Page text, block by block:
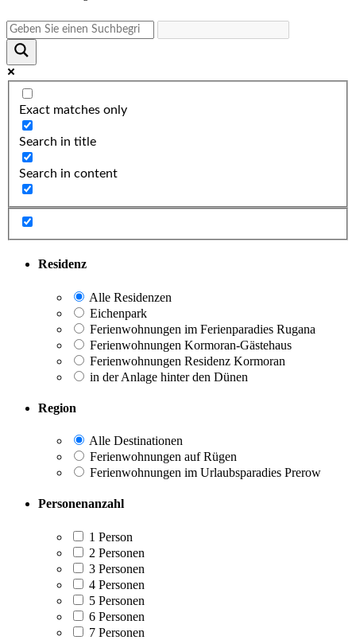
Exact matches only
Search in title
Search in content
Residenz
Alle Residenzen
Eichenpark
Ferienwohnungen im Ferienparadies Rugana
Ferienwohnungen Kormoran-Gästehaus
Ferienwohnungen Residenz Kormoran
in der Anlage hinter den Dünen
Region
Alle Destinationen
Ferienwohnungen auf Rügen
Ferienwohnungen im Urlaubsparadies Prerow
Personenanzahl
1 Person
2 Personen
3 Personen
4 Personen
5 Personen
6 Personen
7 Personen